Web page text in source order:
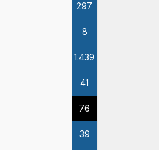
297
8
1.439
41
76
39